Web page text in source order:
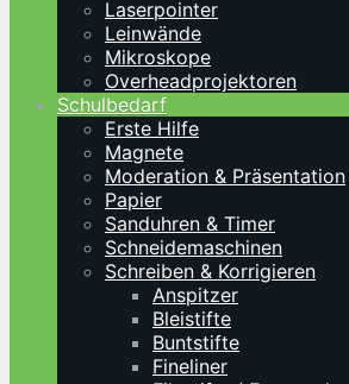
Laserpointer
Leinwände
Mikroskope
Overheadprojektoren
Schulbedarf
Erste Hilfe
Magnete
Moderation & Präsentation
Papier
Sanduhren & Timer
Schneidemaschinen
Schreiben & Korrigieren
Anspitzer
Bleistifte
Buntstifte
Fineliner